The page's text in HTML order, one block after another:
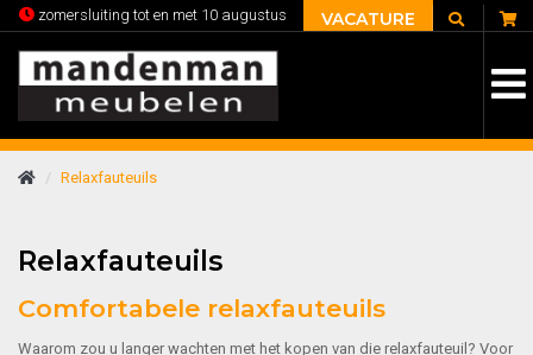
zomersluiting tot en met 10 augustus VACATURE
Relaxfauteuils
Relaxfauteuils
Comfortabele relaxfauteuils
Waarom zou u langer wachten met het kopen van die relaxfauteuil? Voor